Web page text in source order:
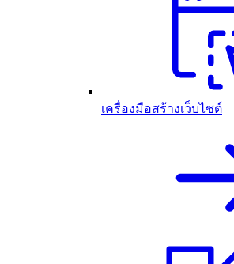
เครื่องมือสร้างเว็บไซต์